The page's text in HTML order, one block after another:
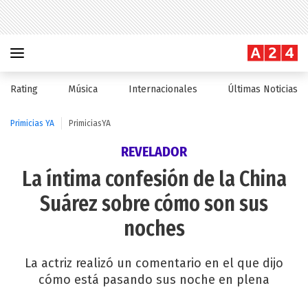
Rating Música Internacionales Últimas Noticias
Primicias YA PrimiciasYA
REVELADOR
La íntima confesión de la China
Suárez sobre cómo son sus
noches
La actriz realizó un comentario en el que dijo
cómo está pasando sus noche en plena